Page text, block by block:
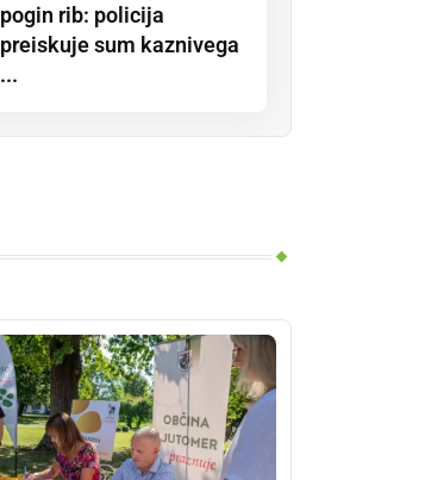
pogin rib: policija
preiskuje sum kaznivega
...